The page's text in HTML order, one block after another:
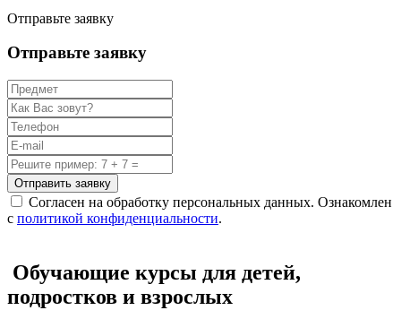
Отправьте заявку
Отправьте заявку
Отправить заявку
Согласен на обработку персональных данных. Ознакомлен
с политикой конфиденциальности.
Обучающие курсы для детей,
подростков и взрослых